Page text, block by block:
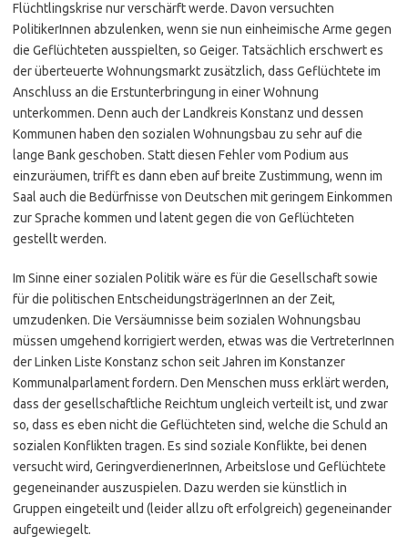
Flüchtlingskrise nur verschärft werde. Davon versuchten
PolitikerInnen abzulenken, wenn sie nun einheimische Arme gegen
die Geflüchteten ausspielten, so Geiger. Tatsächlich erschwert es
der überteuerte Wohnungsmarkt zusätzlich, dass Geflüchtete im
Anschluss an die Erstunterbringung in einer Wohnung
unterkommen. Denn auch der Landkreis Konstanz und dessen
Kommunen haben den sozialen Wohnungsbau zu sehr auf die
lange Bank geschoben. Statt diesen Fehler vom Podium aus
einzuräumen, trifft es dann eben auf breite Zustimmung, wenn im
Saal auch die Bedürfnisse von Deutschen mit geringem Einkommen
zur Sprache kommen und latent gegen die von Geflüchteten
gestellt werden.
Im Sinne einer sozialen Politik wäre es für die Gesellschaft sowie
für die politischen EntscheidungsträgerInnen an der Zeit,
umzudenken. Die Versäumnisse beim sozialen Wohnungsbau
müssen umgehend korrigiert werden, etwas was die VertreterInnen
der Linken Liste Konstanz schon seit Jahren im Konstanzer
Kommunalparlament fordern. Den Menschen muss erklärt werden,
dass der gesellschaftliche Reichtum ungleich verteilt ist, und zwar
so, dass es eben nicht die Geflüchteten sind, welche die Schuld an
sozialen Konflikten tragen. Es sind soziale Konflikte, bei denen
versucht wird, GeringverdienerInnen, Arbeitslose und Geflüchtete
gegeneinander auszuspielen. Dazu werden sie künstlich in
Gruppen eingeteilt und (leider allzu oft erfolgreich) gegeneinander
aufgewiegelt.